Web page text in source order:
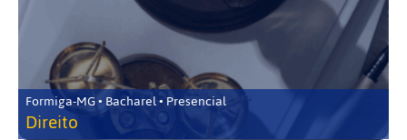
Formiga-MG • Bacharel • Presencial
Direito